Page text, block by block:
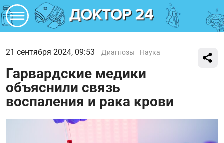
21 сентября 2024, 09:53 Диагнозы Наука
Гарвардские медики
объяснили связь
воспаления и рака крови